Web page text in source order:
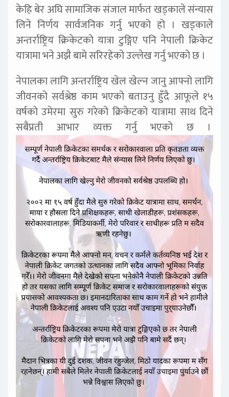
केहि बेर अघि सामाजिक संजाल मार्फत खड्काले संन्यास
लिने निर्णय सार्वजनिक गर्नु भएको हो । खड्काले
अन्तर्राष्ट्रिय क्रिकेटको यात्रा टुङ्गिए पनि नेपाली क्रिकेट
यात्रामा भने अझै बामे सरिरहेको उल्लेख गर्नु भएको छ ।
नेपालका लागि अन्तर्राष्ट्रिय खेल खेल्न जानु आफ्नो लागि
जीवनको सर्वश्रेष्ठ काम भएको बताउनु हुँदै आफूले १५
वर्षको उमेरमा सुरु गरेको क्रिकेटको यात्रामा साथ दिने
सबैप्रती आभार व्यक्त गर्नु भएको छ ।